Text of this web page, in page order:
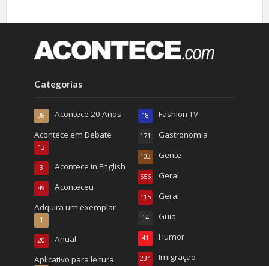
Categorias
Acontece 20 Anos
38
Acontece em Debate
13
Acontece in English
3
Aconteceu
49
Adquira um exemplar
1
Anual
20
Aplicativo para leitura
Fashion TV
18
Gastronomia
171
Gente
103
Geral
656
Geral
115
Guia
14
Humor
41
Imigração
234